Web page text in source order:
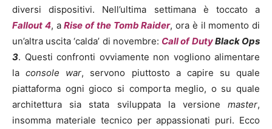
diversi dispositivi. Nell’ultima settimana è toccato a
Fallout 4, aRise of the Tomb Raider, ora è il momento di
un’altra uscita ‘calda’ di novembre: Call of DutyBlack Ops
3. Questi confronti ovviamente non vogliono alimentare
laconsole war, servono piuttosto a capire su quale
piattaforma ogni gioco si comporta meglio, o su quale
architettura sia stata sviluppata la versione master,
insomma materiale tecnico per appassionati puri. Ecco